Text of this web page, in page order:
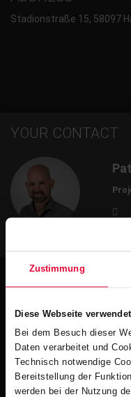
Zustimmung
Diese Webseite
Bei dem Besuch dieser
Daten verarbeitet und
Technisch notwendige
Bereitstellung der
werden bei der Nutzung
Stadionstraße 15, 58097
YOUR CONTACT